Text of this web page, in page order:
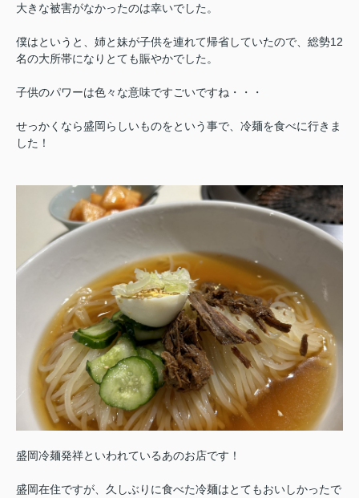
大きな被害がなかったのは幸いでした。
僕はというと、姉と妹が子供を連れて帰省していたので、総勢12
名の大所帯になりとても賑やかでした。
子供のパワーは色々な意味ですごいですね・・・
せっかくなら盛岡らしいものをという事で、冷麺を食べに行きま
した！
盛岡冷麺発祥といわれているあのお店です！
盛岡在住ですが、久しぶりに食べた冷麺はとてもおいしかったで